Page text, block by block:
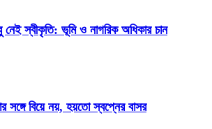
স্বীকৃতি: ভূমি ও নাগরিক অধিকার চান
সঙ্গে বিয়ে নয়, হয়তো স্বপ্নের বাসর